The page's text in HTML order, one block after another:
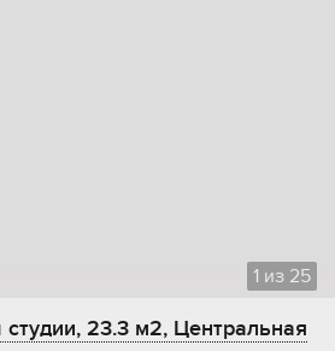
1 из 25
23.3 м2, Центральная